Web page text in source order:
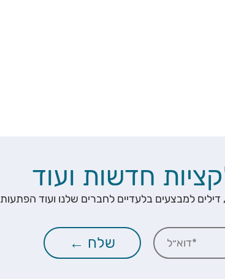
חדשות ועוד
למבצעים בלעדיים לחברים שלנו ועוד הפתעות